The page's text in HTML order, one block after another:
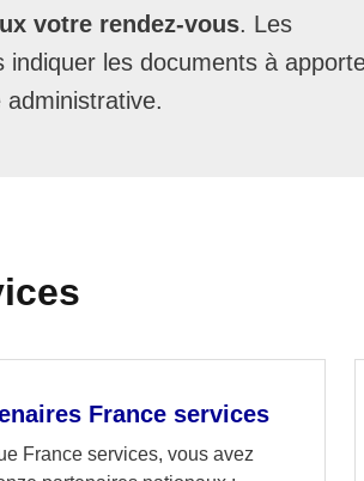
votre rendez-vous. Les
les documents à
France services
France services, vous avez